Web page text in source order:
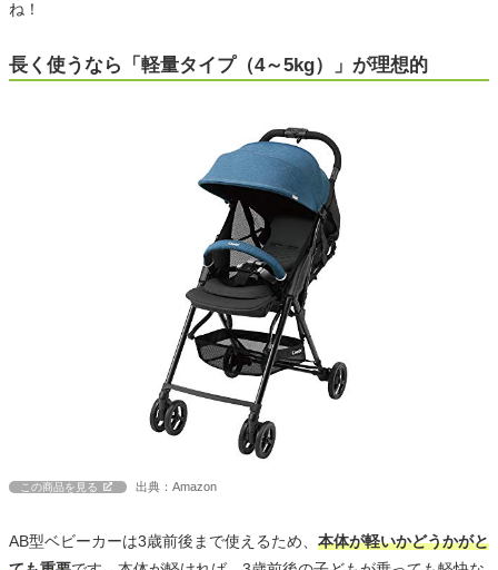
ね！
長く使うなら「軽量タイプ（4～5kg）」が理想的
この商品を見る 出典：Amazon
AB型ベビーカーは3歳前後まで使えるため、 本体が軽いかどうかがと